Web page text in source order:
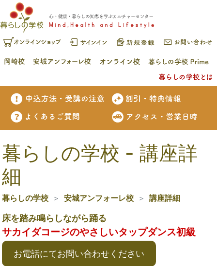
暮らしの学校 - 講座詳
細
暮らしの学校 安城アンフォーレ校 講座詳細
床を踏み鳴らしながら踊る
サカイダコージのやさしいタップダンス初級
お電話にてお問い合わせください